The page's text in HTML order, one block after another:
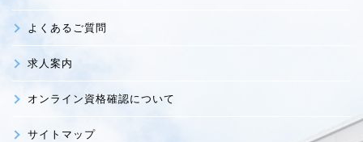
よくあるご質問
求人案内
オンライン資格確認について
サイトマップ